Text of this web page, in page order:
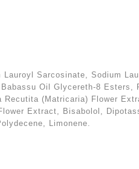
Sarcosinate, Sodium
Oil Glycereth-8 Esters,
(Matricaria) Flower
Extract, Bisabolol,
Limonene.